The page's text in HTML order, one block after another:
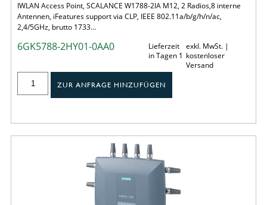
IWLAN Access Point, SCALANCE W1788-2IA M12, 2 Radios,8 interne
Antennen, iFeatures support via CLP, IEEE 802.11a/b/g/h/n/ac,
2,4/5GHz, brutto 1733…
6GK5788-2HY01-0AA0
Lieferzeit
in Tagen 1
exkl. MwSt. |
kostenloser
Versand
ZUR ANFRAGE HINZUFÜGEN